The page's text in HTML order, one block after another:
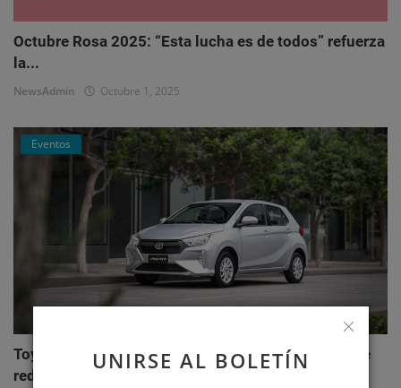
UNIRSE AL BOLETÍN
Octubre Rosa 2025: “Esta lucha es de todos” refuerza
la...
NewsAdmin Octubre 1, 2025
Eventos
Toyota AGYA: el nuevo hatchback de Toyotoshi que
redefi...